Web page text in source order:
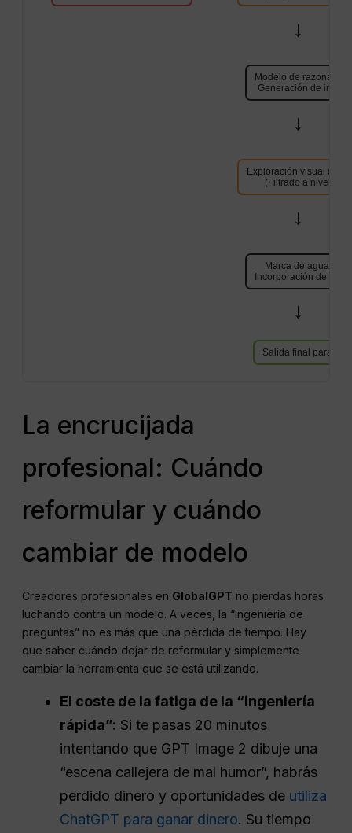
→
Modelo de
Generación de
→
Exploración visual de
(Filtrado a nivel de
→
Marca de agua
Incorporación de
→
Salida final para el
La encrucijada
profesional: Cuándo
reformular y cuándo
cambiar de modelo
Creadores profesionales en GlobalGPT no pierdas horas
luchando contra un modelo. A veces, la “ingeniería de
preguntas” no es más que una pérdida de tiempo. Hay
que saber cuándo dejar de reformular y simplemente
cambiar la herramienta que se está utilizando.
El coste de la fatiga de la “ingeniería
rápida”: Si te pasas 20 minutos
intentando que GPT Image 2 dibuje una
“escena callejera de mal humor”, habrás
perdido dinero y oportunidades de utiliza
ChatGPT para ganar dinero. Su tiempo